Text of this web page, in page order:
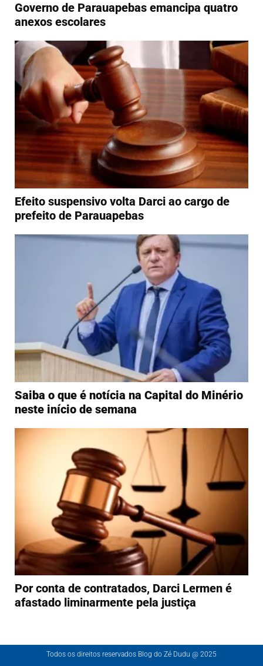
Governo de Parauapebas emancipa quatro
anexos escolares
Efeito suspensivo volta Darci ao cargo de
prefeito de Parauapebas
Saiba o que é notícia na Capital do Minério
neste início de semana
Por conta de contratados, Darci Lermen é
afastado liminarmente pela justiça
Todos os direitos reservados Blog do Zé Dudu @ 2025